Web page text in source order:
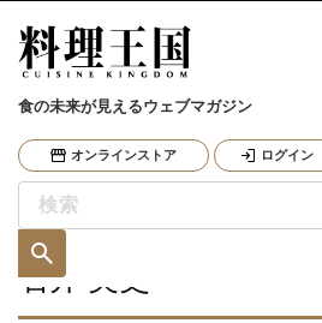
食の未来が見えるウェブマガジン
オンラインストア ログイン
石井 英史